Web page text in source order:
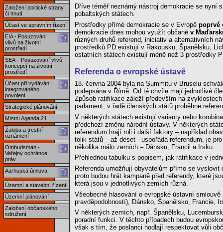
Založení politické strany
či hnutí
Účast ve správním řízení
EIA - Posuzování
vlivů na životní
prostředí
SEA – Posuzování vlivů
koncepcí na životní
prostředí
Účast při vydávání
integrovaného
povolení
Strategické plánování
Místní Agenda 21
Žaloba a trestní
oznámení
Ombudsman -
Veřejný ochránce
práv
Aarhuská úmluva
Územní a stavební řízení
Územní plánování
Založení občanského
sdružení
Dříve téměř neznámý nástroj demokracie se nyní
pobaltských státech.
Prostředky přímé demokracie se v Evropě poprvé
demokracie dnes mohou využít občané v
různých druhů referend, iniciativ a alternativních
prostředků PD existují v Rakousku, Španělsku,
ostatních státech existují méně než 3 prostředky
Referenda o evropské ústavě
18. června 2004 byla na Summitu v Bruselu
podepsána v Římě. Od té chvíle mají jednotlivé
Způsob ratifikace záleží především na
parlament, v řadě členských států proběhne
V některých státech existují varianty nebo
předchozí změnu národní ústavy. V některých
referendum hrají roli i další faktory – například
tolik států – až deset - uspořádá referendum, je
několika málo zemích – Dánsku, Francii a Irsku.
Přehlednou tabulku s popisem, jak ratifikace v
Referenda umožňují obyvatelům přímo se
proto budou hrát kampaně před referendy, které
která jsou v jednotlivých zemích různá.
Všeobecné hlasování o evropské ústavní
pravděpodobností), Dánsko, Španělsko, Francie,
V některých zemích, např. Španělsku,
poradní funkci. V těchto případech budou
však s tím, že poslanci hodlají respektovat vůli